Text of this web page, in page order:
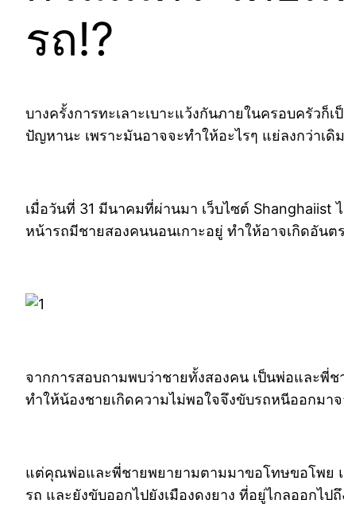
รถ!?
บางครั้งการทะเลาะเบาะแว้งกันภายในครอบครัว
ปัญหานะ เพราะมันอาจจะทำให้อะไรๆ แย่ลงกว่าเดิ
เมื่อวันที่ 31 มีนาคมที่ผ่านมา เว็บไซต์ Shanghaiist
หน้ารถมีชายสองคนนอนเกาะอยู่ ทำให้อาจเกิดอัน
จากการสอบถามพบว่าชายทั้งสองคน เป็นพ่อและพี่
ทำให้น้องชายเกิดความไม่พอใจจึงขับรถหนีออกมา
แต่คุณพ่อและพี่ชายพยายามตามมาขอโทษขอโพย
รถ และยังขับออกไปยังเมืองดงยาง ที่อยู่ไกลออกไปถึ